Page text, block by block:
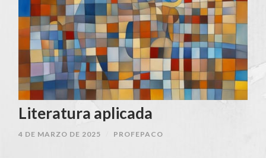
Literatura aplicada
4 DE MARZO DE 2025 PROFEPACO